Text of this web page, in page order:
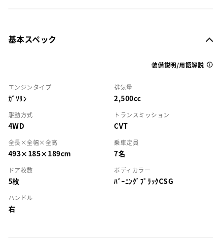
基本スペック
装備説明/用語解説
エンジンタイプ
ｶﾞｿﾘﾝ
排気量
2,500cc
駆動方式
4WD
トランスミッション
CVT
全長×全幅×全高
493×185×189cm
乗車定員
7名
ドア枚数
5枚
ボディカラー
ﾊﾞｰﾆﾝｸﾞﾌﾞﾗｯｸCSG
ハンドル
右